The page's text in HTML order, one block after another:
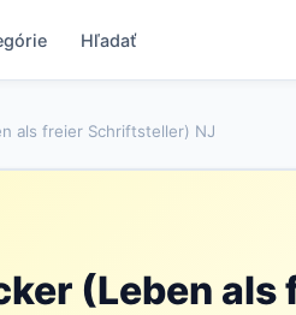
Hľadať
als freier Schriftsteller) NJ
(Leben